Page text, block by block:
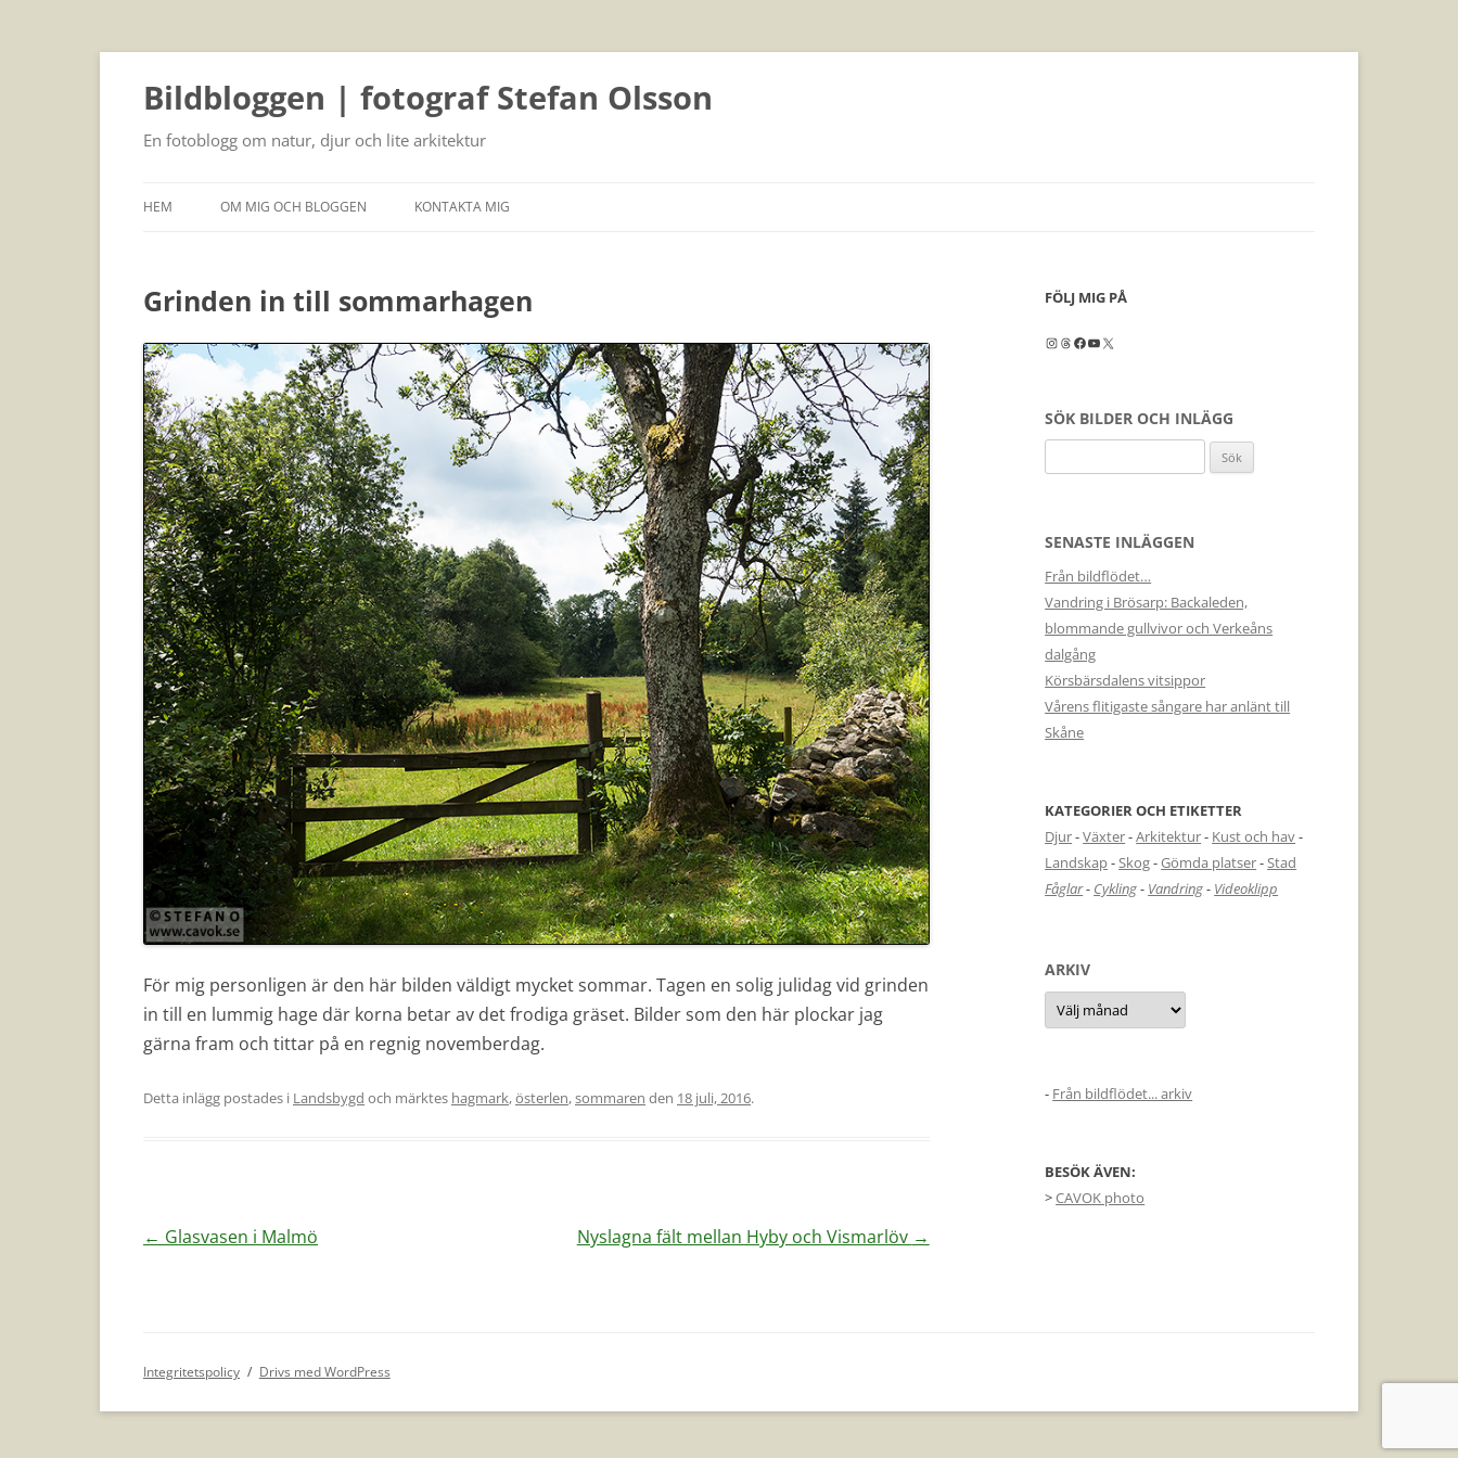
Bildbloggen | fotograf Stefan Olsson
En fotoblogg om natur, djur och lite arkitektur
HEM OM MIG OCH BLOGGEN KONTAKTA MIG
Grinden in till sommarhagen
För mig personligen är den här bilden väldigt mycket sommar. Tagen en solig julidag vid grinden
in till en lummig hage där korna betar av det frodiga gräset. Bilder som den här plockar jag
gärna fram och tittar på en regnig novemberdag.
Detta inlägg postades i Landsbygd och märktes hagmark,österlen,sommaren den 18 juli, 2016.
Inläggsnavigering
← Glasvasen i Malmö Nyslagna fält mellan Hyby och Vismarlöv →
FÖLJ MIG PÅ
Instagram
Threads
Facebook
YouTube
X
SÖK BILDER OCH INLÄGG
efter:
SENASTE INLÄGGEN
Från bildflödet…
Vandring i Brösarp: Backaleden,
blommande gullvivor och Verkeåns
dalgång
Körsbärsdalens vitsippor
Vårens flitigaste sångare har anlänt till
Skåne
KATEGORIER OCH ETIKETTER
Djur-Växter-Arkitektur- Kust och hav-
Landskap-Skog-Gömda platser-Stad
Fåglar- Cykling- Vandring- Videoklipp
ARKIV
Arkiv
- Från bildflödet... arkiv
BESÖK ÄVEN:
>CAVOK photo
Integritetspolicy Drivs med WordPress